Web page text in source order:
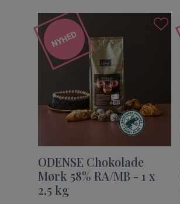
NYHED
ODENSE Chokolade
Mørk 58% RA/MB - 1 x
2,5 kg